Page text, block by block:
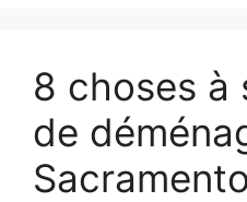
8 choses à
de